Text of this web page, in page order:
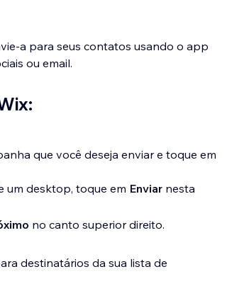
a para seus contatos usando o app
ou email.
que você deseja enviar e toque em
um desktop, toque em Enviarnesta
no canto superior direito.
destinatários da sua lista de